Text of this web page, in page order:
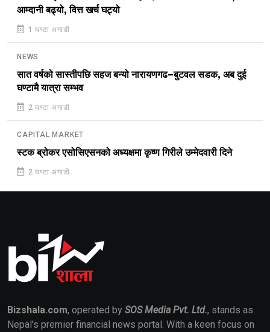
आम्दानी बढ्यो, वित्त खर्च घट्यो
1 घण्टा अगाडी
NEWS
सात वर्षको सास्तीपछि सहज बन्यो नारायणगढ–बुटवल सडक, अब दुई
घण्टामै यात्रा सम्भव
2 घण्टा अगाडी
CAPITAL MARKET
स्टक ब्रोकर एसोसिएसनको अध्यक्षमा कृष्ण गिरीले उम्मेदवारी दिने
2 घण्टा अगाडी
Bizshala.com, operated by SOS Media Pvt. Ltd., stands as
Nepal's premier financial news portal. With a keen focus on